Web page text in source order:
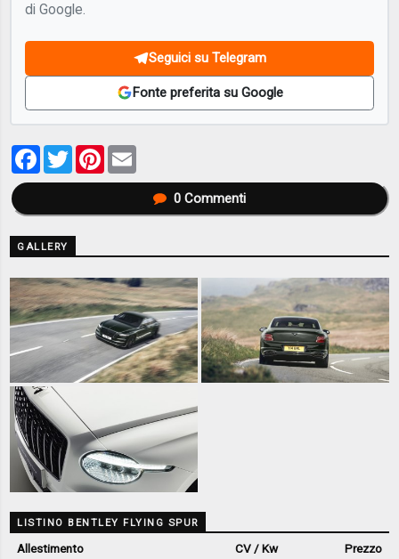
di Google.
Seguici su Telegram
Fonte preferita su Google
Facebook
TwitterPinterest
0Commenti
GALLERY
LISTINO BENTLEY FLYING SPUR
Allestimento CV / Kw Prezzo